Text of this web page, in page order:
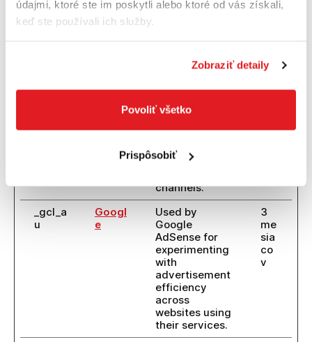
údajmi, ktoré ste im poskytli alebo ktoré od vás získali,
keď ste používali ich služby.
Zobraziť detaily
Povoliť všetko
Prispôsobiť
marketing
data to Google
about the
device and
visitor across
devices and
channels.
rok
ov
_gcl_a
u
Googl
e
Used by
Google
AdSense for
experimenting
with
advertisement
efficiency
across
websites using
their services.
3
me
sia
co
v